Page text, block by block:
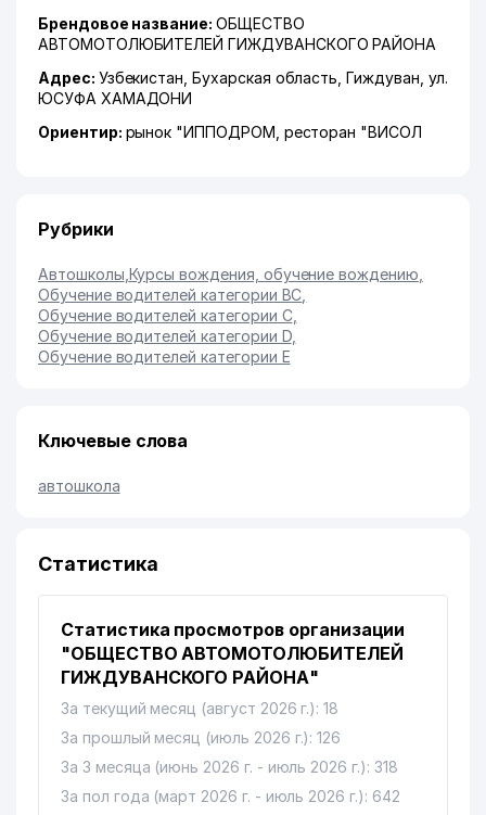
Брендовое название: ОБЩЕСТВО
АВТОМОТОЛЮБИТЕЛЕЙ ГИЖДУВАНСКОГО РАЙОНА
Адрес: Узбекистан,Бухарская область ,Гиждуван ул.
ЮСУФА ХАМАДОНИ
Ориентир: рынок "ИППОДРОМ, ресторан "ВИСОЛ
Рубрики
Автошколы Курсы вождения, обучение вождению
Обучение водителей категории BC
Обучение водителей категории C
Обучение водителей категории D,
Обучение водителей категории E
Ключевые слова
автошкола
Статистика
Статистика просмотров организации
"ОБЩЕСТВО АВТОМОТОЛЮБИТЕЛЕЙ
ГИЖДУВАНСКОГО РАЙОНА"
За текущий месяц (август 2026 г.): 18
За прошлый месяц (июль 2026 г.): 126
За 3 месяца (июнь 2026 г. - июль 2026 г.): 318
За пол года (март 2026 г. - июль 2026 г.): 642